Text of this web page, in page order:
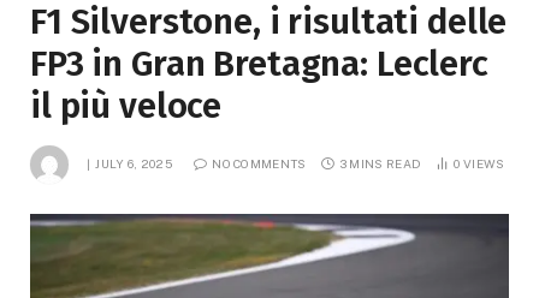
F1 Silverstone, i risultati delle
FP3 in Gran Bretagna: Leclerc
il più veloce
JULY 6, 2025 NO COMMENTS 3 MINS READ 0VIEWS